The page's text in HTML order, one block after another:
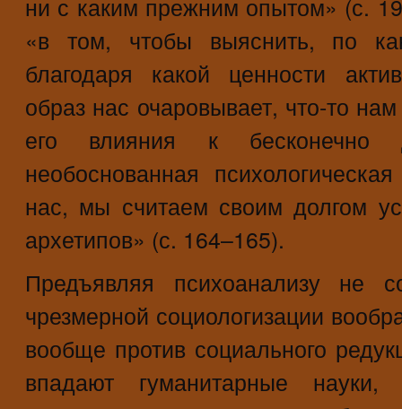
ни с каким прежним опытом» (с.
«в том, чтобы выяснить, по
благодаря какой ценности
образ нас очаровывает, что-то
его влияния к
необоснованная
нас, мы считаем своим долгом
архетипов» (с. 164–165).
Предъявляя психоанализу не
чрезмерной социологизации
вообще против социального
впадают гуманитарные